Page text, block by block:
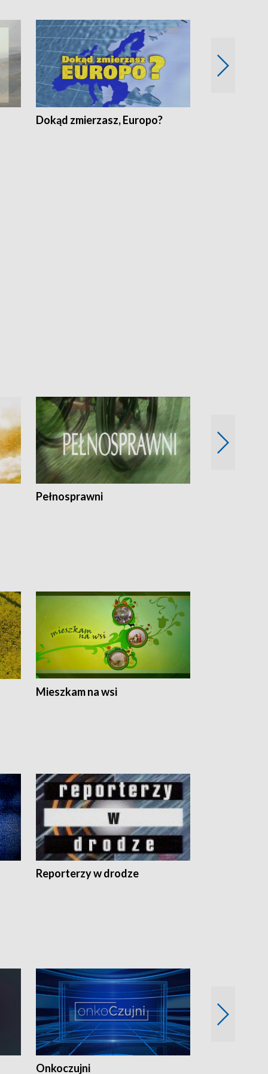
Dokąd zmierzasz, Europo?
Pełnosprawni
Mieszkam na wsi
Reporterzy w drodze
Onkoczujni